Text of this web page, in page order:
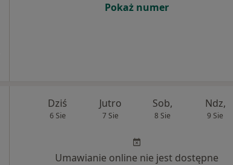
Pokaż numer
Dziś
6 Sie
Jutro
7 Sie
Sob,
8 Sie
Ndz,
9 Sie
Umawianie online nie jest dostępne